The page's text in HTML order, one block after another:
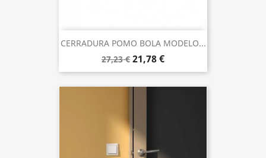
CERRADURA POMO BOLA MODELO...
27,23 € 21,78 €